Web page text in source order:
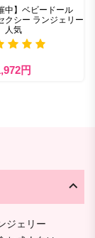
中】ベビードール
クシー ランジェリー
人気
円
ジェリー